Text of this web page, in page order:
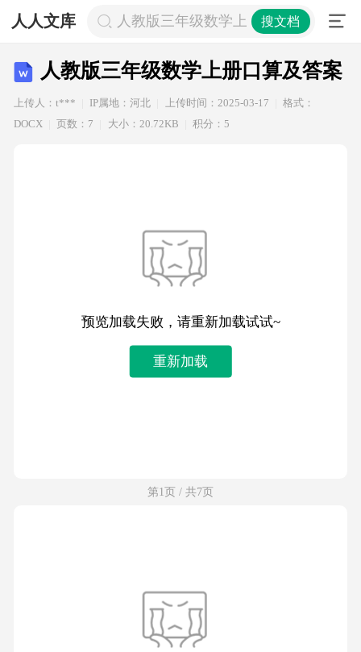
人人文库 人教版三年级数学上册口算及答案
搜文档
人教版三年级数学上册口算及答案
上传人：t*** IP属地：河北 上传时间：2025-03-17
格式：
DOCX
页数：7 大小：20.72KB 积分：5
预览加载失败，请重新加载试试~
重新加载
第1页 / 共7页